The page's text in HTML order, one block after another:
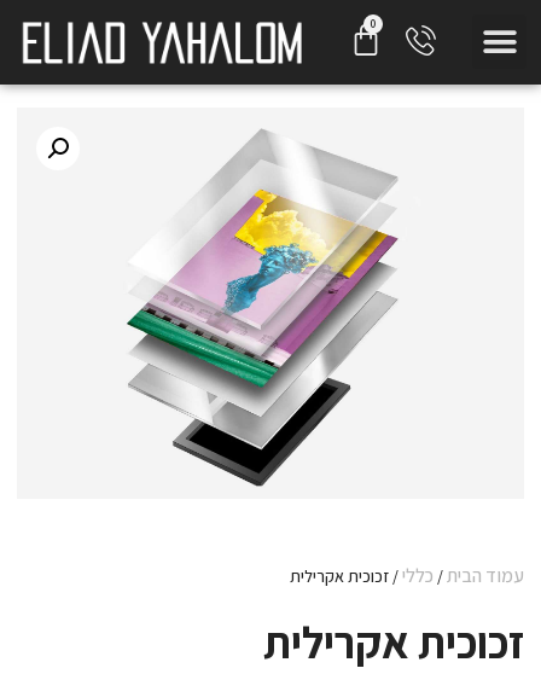
עמוד הבית/ כללי/ זכוכית אקרילית
זכוכית אקרילית